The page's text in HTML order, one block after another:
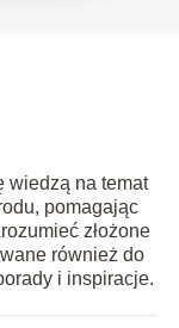
wiedzą na temat
pomagając
złożone
również do
i inspiracje.